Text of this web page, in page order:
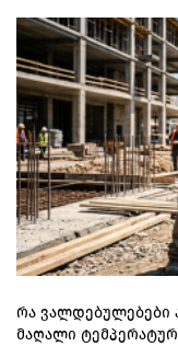
რა ვალდებულებები
მაღალი